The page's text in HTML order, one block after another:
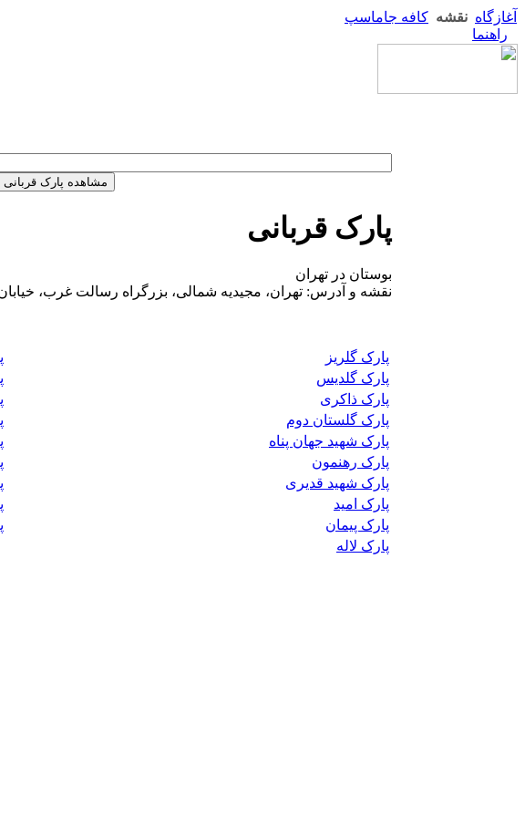
آغازگاه نقشه کافه جاماسپ
راهنما
پارک قربانی
بوستان در تهران
نقشه و آدرس: تهران، مجیدیه شمالی، بزرگراه رسالت غرب،
پارک گلریز
پارک گلدیس
پارک ذاکری
پارک گلستان دوم
پارک شهید جهان پناه
پارک رهنمون
پارک شهید قدیری
پارک امید
پارک پیمان
پارک لاله